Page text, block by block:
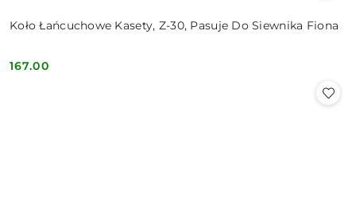
Koło Łańcuchowe Kasety, Z-30, Pasuje Do Siewnika Fiona
Cena:
167.00